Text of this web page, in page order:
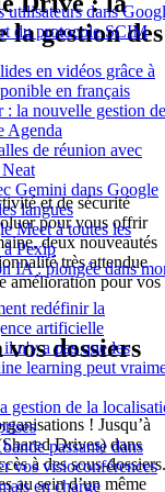
utilisateurs dans
du protocole SCIM
en vidéos grâce à
en français
: la nouvelle gestion
Agenda
de réunion avec
Gemini dans Google
langues
Meet à toutes les
à Pexip
IA : plongée dans
redéfinir la
artificielle
n'y a pas que les
learning peut
gestion de la
passante dans
vos visioconférences
en charge
gestion des
et de sécurité
pour vous offrir
deux nouveautés
très attendue
amélioration pour vos
dossiers
! Jusqu’à
Drives) dans
à des sous-dossiers.
au sein d’un même